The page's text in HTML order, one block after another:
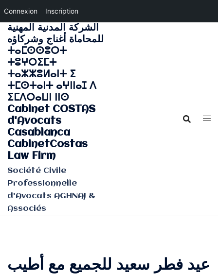
Connexion Inscription
Aller
au
contenu
الشركة المدنية المهنية
للمحاماة أغناج وشركاؤه
ⵜⴰⵎⵙⵙⵓⵔⵜ
ⵜⵓⵖⵔⵉⵎⵜ
ⵜⴰⵣⵣⵓⵍⴰⵏⵜ ⵉ
ⵜⵎⵙⵜⴰⵏⵜ ⴰⵖⵏⵏⴰⵊ ⴷ
ⵉⵎⴷⵔⴰⵡⵏ ⵏⵏⵙ
Cabinet COSTAS
d'Avocats
Casablanca
CabinetCostas
Law Firm
Société Civile
Professionnelle
d'Avocats AGHNAJ &
Associés
عيد فطر سعيد للجميع مع أطيب